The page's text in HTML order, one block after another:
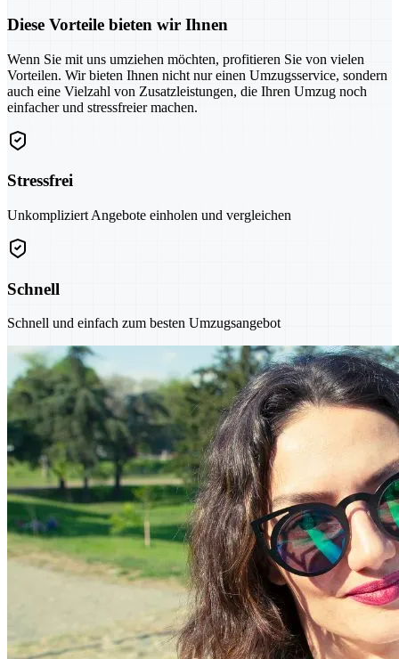
Diese Vorteile bieten wir Ihnen
Wenn Sie mit uns umziehen möchten, profitieren Sie von vielen
Vorteilen. Wir bieten Ihnen nicht nur einen Umzugsservice, sondern
auch eine Vielzahl von Zusatzleistungen, die Ihren Umzug noch
einfacher und stressfreier machen.
Stressfrei
Unkompliziert Angebote einholen und vergleichen
Schnell
Schnell und einfach zum besten Umzugsangebot